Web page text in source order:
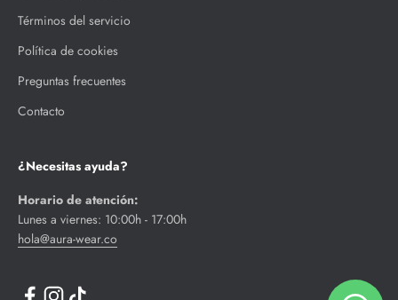
Términos del servicio
Política de cookies
Preguntas frecuentes
Contacto
¿Necesitas ayuda?
Horario de atención:
Lunes a viernes: 10:00h - 17:00h
hola@aura-wear.co